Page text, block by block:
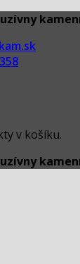
v košíku.